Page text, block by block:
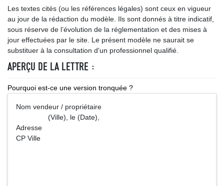
Les textes cités (ou les références légales) sont ceux en vigueur
au jour de la rédaction du modèle. Ils sont donnés à titre indicatif,
sous réserve de l’évolution de la réglementation et des mises à
jour effectuées par le site. Le présent modèle ne saurait se
substituer à la consultation d'un professionnel qualifié.
APERÇU DE LA LETTRE :
Pourquoi est-ce une version tronquée ?
Nom vendeur / propriétaire
(Ville), le (Date),
Adresse
CP Ville